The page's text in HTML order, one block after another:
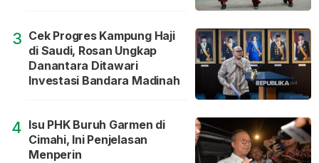
3 Cek Progres Kampung Haji
di Saudi, Rosan Ungkap
Danantara Ditawari
Investasi Bandara Madinah
4 Isu PHK Buruh Garmen di
Cimahi, Ini Penjelasan
Menperin